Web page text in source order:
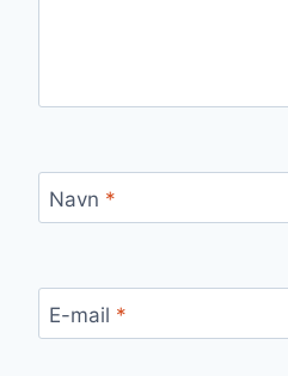
Navn *
E-mail *